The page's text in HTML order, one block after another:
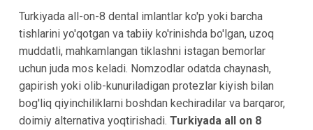
Turkiyada all-on-8 dental imlantlar ko'p yoki barcha
tishlarini yo'qotgan va tabiiy ko'rinishda bo'lgan, uzoq
muddatli, mahkamlangan tiklashni istagan bemorlar
uchun juda mos keladi. Nomzodlar odatda chaynash,
gapirish yoki olib-kunuriladigan protezlar kiyish bilan
bog'liq qiyinchiliklarni boshdan kechiradilar va barqaror,
doimiy alternativa yoqtirishadi. Turkiyada all on 8